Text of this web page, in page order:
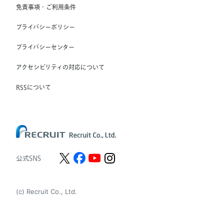
Unique NV
Staffmark Group, LLC
The CSI Companies, Inc.
(c) Recruit Co., Ltd.
公式SNS
免責事項・ご利用条件
プライバシーポリシー
プライバシーセンター
アクセシビリティの対応について
RSSについて